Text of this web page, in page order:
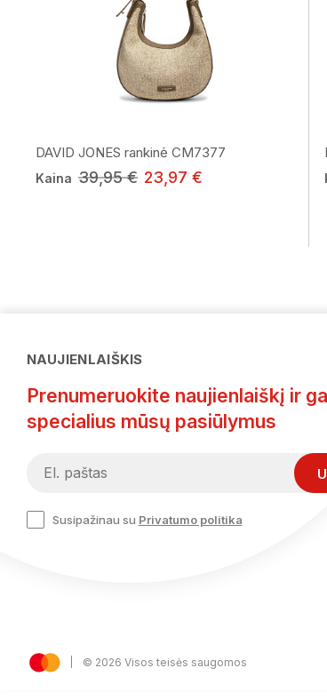
DAVID JONES rankinė CM7377
Kaina 39,95 € 23,97 €
NAUJIENLAIŠKIS
Prenumeruokite naujienlaiškį ir
specialius mūsų pasiūlymus
Susipažinau su Privatumo politika
© 2026 Visos teisės saugomos